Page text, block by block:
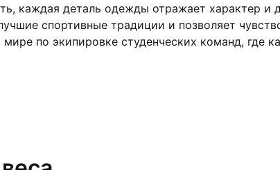
каждая деталь одежды отражает характер
спортивные традиции и позволяет
по экипировке студенческих команд, где